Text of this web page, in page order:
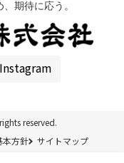
期待に応う。
Instagram
reserved.
本方針 サイトマップ